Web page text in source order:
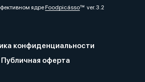
ядреFoodpicássover. 3.2
конфиденциальности
Публичная оферта